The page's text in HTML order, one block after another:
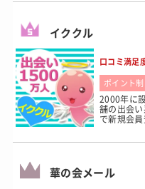
イククル
口コミ満足
ポイント制
2000年に
舗の出会
で新規会
華の会メール